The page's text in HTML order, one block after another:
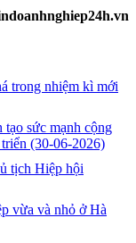
trong nhiệm kì mới
sức mạnh cộng
(30-06-2026)
tịch Hiệp hội
vừa và nhỏ ở Hà